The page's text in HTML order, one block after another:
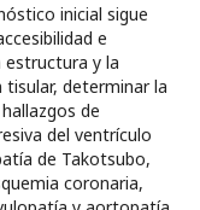
inicial sigue
e
estructura y la
determinar la
de
del ventrículo
de Takotsubo,
coronaria,